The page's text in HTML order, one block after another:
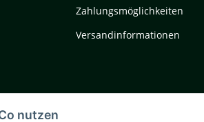
nutzen
Zahlungsmöglichkeiten
Versandinformationen